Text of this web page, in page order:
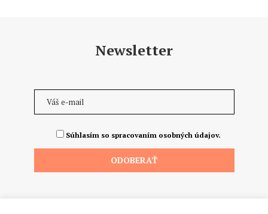
Newsletter
Súhlasím so spracovaním osobných údajov.